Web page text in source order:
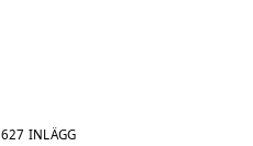
627 INLÄGG